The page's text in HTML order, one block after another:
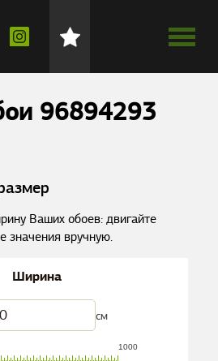
96894293
Ваших обоев: двигайте
значения вручную.
Ширина
см
1000